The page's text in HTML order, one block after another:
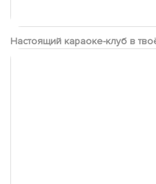
Настоящий караоке-клуб в